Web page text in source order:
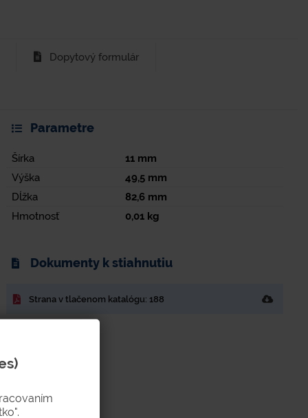
Dopytový formulár
Parametre
Šírka 11 mm
Výška
49,5 mm
Dĺžka
82,6 mm
Hmotnosť
0,01 kg
Dokumenty k stiahnutiu
Strana v tlačenom katalógu: 188